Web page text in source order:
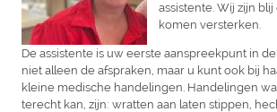
assistente. Wij zijn
komen versterken.
De assistente is uw eerste aanspreekpunt in
niet alleen de afspraken, maar u kunt ook bij
kleine medische handelingen. Handelingen
terecht kan, zijn: wratten aan laten stippen,